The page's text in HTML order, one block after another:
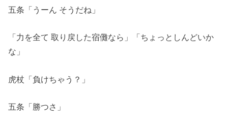
五条「うーん そうだね」
「力を全て 取り戻した宿儺なら」「ちょっとしんどいか
な」
虎杖「負けちゃう？」
五条「勝つさ」